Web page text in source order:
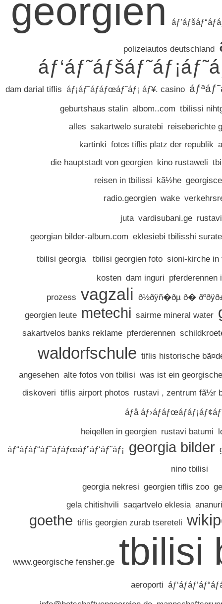
georgien
polizeiautos deutschland
dam darial tiflis áƒ¡áƒ˜áƒáƒœáƒ˜áƒ¡ áƒ¥. casino
geburtshaus stalin albom..com tbilissi
alles sakartwelo suratebi reiseberichte
kartinki fotos tiflis platz der republik
die hauptstadt von georgien kino rustaweli
reisen in tbilissi kã½he georgisce
radio.georgien wake
juta vardisubani.ge
georgian bilder-album.com eklesiebi tbilisshi
tbilisi georgia tbilisi georgien foto sioni-kirche in
kosten dam inguri pferderennen
prozess vagzali ð½ðÿñ�ðµ ð�
georgien leute metechi sairme mineral water
sakartvelos banks reklame pferderennen
waldorfschule tiflis historische
angesehen alte fotos von tbilisi was ist ein
diskoveri tiflis airport photos rustavi , zentrum fã½r
áƒâ
heiqellen in georgien rustavi batumi
áƒ“áƒáƒ“áƒ˜áƒáƒœáƒ”áƒ‘áƒ˜áƒ¡ georgia bilder
nino tbilisi
georgia nekresi georgien tiflis zoo
gela chitishvili saqartvelo eklesia
goethe tiflis georgien zurab tsereteli
www.georgische fensher.ge tbilisi
aeroporti